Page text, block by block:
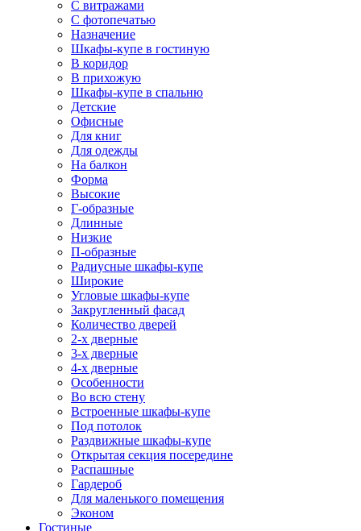
С витражами
С фотопечатью
Назначение
Шкафы-купе в гостиную
В коридор
В прихожую
Шкафы-купе в спальню
Детские
Офисные
Для книг
Для одежды
На балкон
Форма
Высокие
Г-образные
Длинные
Низкие
П-образные
Радиусные шкафы-купе
Широкие
Угловые шкафы-купе
Закругленный фасад
Количество дверей
2-х дверные
3-х дверные
4-х дверные
Особенности
Во всю стену
Встроенные шкафы-купе
Под потолок
Раздвижные шкафы-купе
Открытая секция посередине
Распашные
Гардероб
Для маленького помещения
Эконом
Гостиные